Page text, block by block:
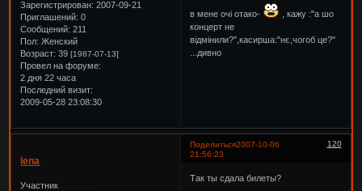
Зарегистрирован: 2007-09-21
Приглашений: 0
Сообщений: 211
Пол: Женский
Возраст: 39[1987-07-13]
Провел на форуме:
2 дня 22 часа
Последний визит:
2009-05-28 23:08:30
в мене очі отако-
, кажу :"а шо
концерт не
відмінили?",касирша:"нє,чогоб це?"
...дивно
Поделиться 120
2007-10-06
21:56:23
lena
Участник
Так ты сдала билеты?